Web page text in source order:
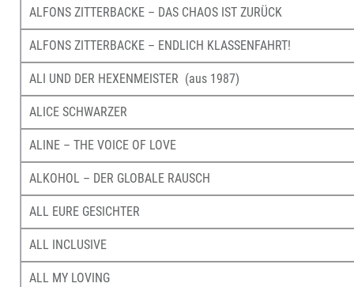
ALFONS ZITTERBACKE – DAS CHAOS IST ZURÜCK
ALFONS ZITTERBACKE – ENDLICH KLASSENFAHRT!
ALI UND DER HEXENMEISTER (aus 1987)
ALICE SCHWARZER
ALINE – THE VOICE OF LOVE
ALKOHOL – DER GLOBALE RAUSCH
ALL EURE GESICHTER
ALL INCLUSIVE
ALL MY LOVING